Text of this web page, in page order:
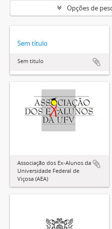
Opções de
Sem título
Sem título
Associação dos Ex-Alunos da
Universidade Federal de
Viçosa (AEA)